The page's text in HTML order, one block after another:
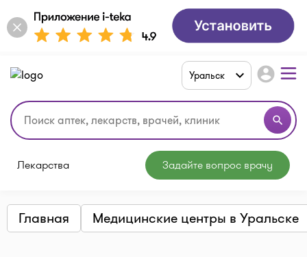
search
Уральск account_circle
Лекарства Задайте вопрос врачу
Главная Медицинские центры в Уральске